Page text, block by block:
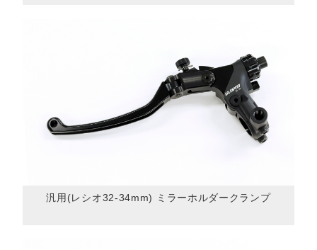
汎用(レシオ32-34mm) ミラーホルダークランプ